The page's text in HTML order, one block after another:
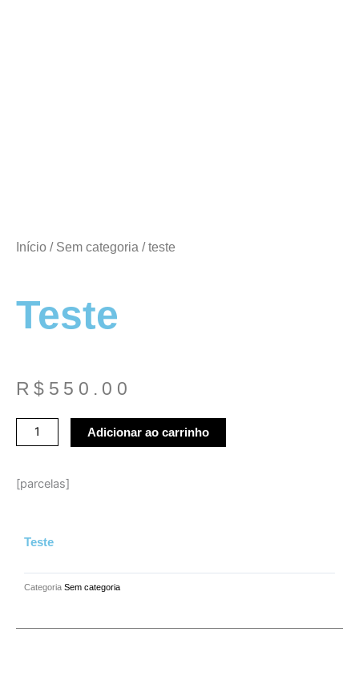
Início / Sem categoria / teste
Teste
R$ 550.00
teste
quantidade
Adicionar ao carrinho
[parcelas]
Teste
Categoria Sem categoria